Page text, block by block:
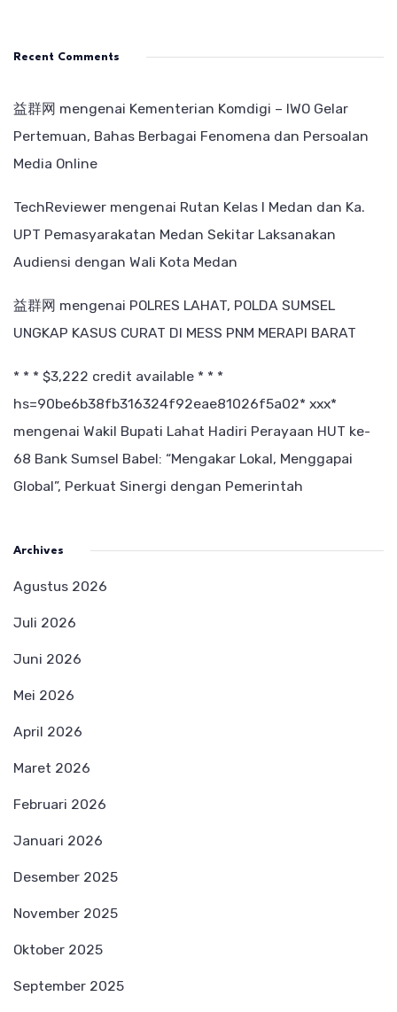
Recent Comments
益群网 mengenai Kementerian Komdigi – IWO Gelar
Pertemuan, Bahas Berbagai Fenomena dan Persoalan
Media Online
TechReviewer mengenai Rutan Kelas I Medan dan Ka.
UPT Pemasyarakatan Medan Sekitar Laksanakan
Audiensi dengan Wali Kota Medan
益群网 mengenai POLRES LAHAT, POLDA SUMSEL
UNGKAP KASUS CURAT DI MESS PNM MERAPI BARAT
* * * $3,222 credit available * * *
hs=90be6b38fb316324f92eae81026f5a02* ххх*
mengenai Wakil Bupati Lahat Hadiri Perayaan HUT ke-
68 Bank Sumsel Babel: “Mengakar Lokal, Menggapai
Global”, Perkuat Sinergi dengan Pemerintah
Archives
Agustus 2026
Juli 2026
Juni 2026
Mei 2026
April 2026
Maret 2026
Februari 2026
Januari 2026
Desember 2025
November 2025
Oktober 2025
September 2025